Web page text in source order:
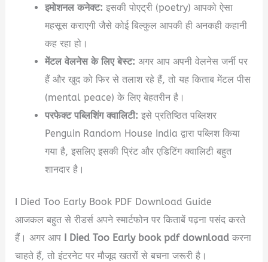
इमोशनल कनेक्ट: इसकी पोएट्री (poetry) आपको ऐसा
महसूस कराएगी जैसे कोई बिल्कुल आपकी ही अनकही कहानी
कह रहा हो।
मेंटल वेलनेस के लिए बेस्ट: अगर आप अपनी वेलनेस जर्नी पर
हैं और खुद को फिर से तलाश रहे हैं, तो यह किताब मेंटल पीस
(mental peace) के लिए बेहतरीन है।
परफेक्ट पब्लिशिंग क्वालिटी: इसे प्रतिष्ठित पब्लिशर
Penguin Random House India द्वारा पब्लिश किया
गया है, इसलिए इसकी प्रिंट और एडिटिंग क्वालिटी बहुत
शानदार है।
I Died Too Early Book PDF Download Guide
आजकल बहुत से रीडर्स अपने स्मार्टफोन पर किताबें पढ़ना पसंद करते
हैं। अगर आप
I Died Too Early book pdf download करना
चाहते हैं, तो इंटरनेट पर मौजूद खतरों से बचना जरूरी है।